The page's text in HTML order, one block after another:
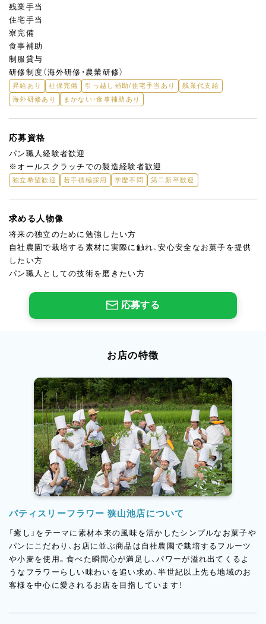
残業手当
住宅手当
寮完備
食事補助
制服貸与
研修制度（海外研修・農業研修）
昇給あり 社保完備 引っ越し補助/住宅手当あり
残業代支給
海外研修あり
まかない・食事補助あり
応募資格
パン職人経験者歓迎
※オールスクラッチでの製造経験者歓迎
独立希望歓迎 若手積極採用 学歴不問 第二新卒歓迎
求める人物像
将来の独立のために勉強したい方
自社農園で栽培する素材に実際に触れ、安心安全なお菓子を提供
したい方
パン職人としての技術を磨きたい方
応募する
お店の特徴
パティスリーフラワー 狭山池店について
「癒し」をテーマに素材本来の風味を活かしたシンプルなお菓子や
パンにこだわり、お店に並ぶ商品は自社農園で栽培するフルーツ
や小麦を使用。食べた瞬間心が満足し、パワーが溢れ出てくるよ
うなフラワーらしい味わいを追い求め、半世紀以上先も地域のお
客様を中心に愛されるお店を目指しています！